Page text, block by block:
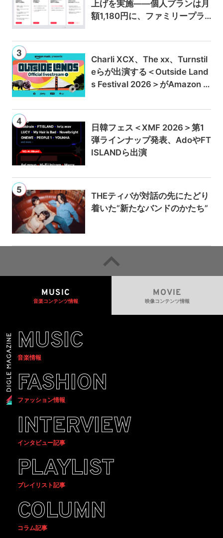
上げを実施——個人プランは月
額1,180円に、ファミリープラ
Charli XCX、The xx、Turnstil
eらが出演する＜Outside Land
s Festival 2026＞がAmazon M
ブ配信
日韓フェス＜XMF 2026＞第1
弾ラインナップ発表、AdoやFT
ISLANDら出演
THEティバが対話の先にたどり
着いた“新たなバンドのかたち”
MUSIC
音楽コンテンツ情報
MOVIE
映像コンテンツ情報
MUSIC
音楽情報
FASHION
ファッション情報
INTERVIEW
インタビュー記事
PLAYLIST
プレイリスト記事
COLUMN
コラム記事